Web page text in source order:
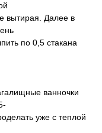
вытирая. Далее в
по 0,5 стакана
ванночки
уже с теплой